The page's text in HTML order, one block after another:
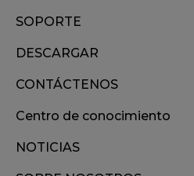
SOPORTE
DESCARGAR
CONTÁCTENOS
Centro de conocimiento
NOTICIAS